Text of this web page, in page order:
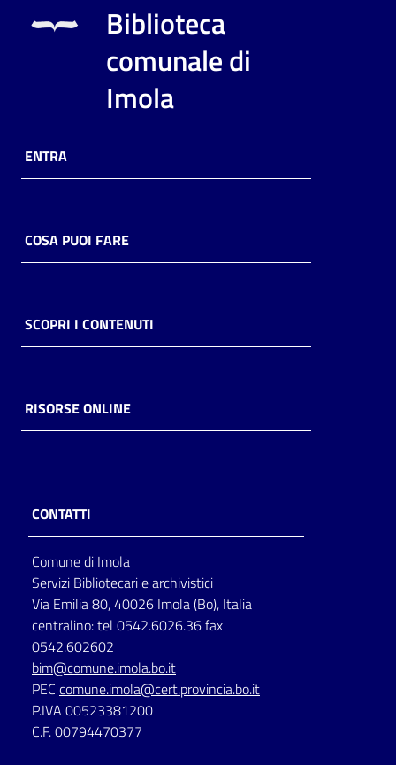
Biblioteca
comunale di
Imola
ENTRA
COSA PUOI FARE
SCOPRI I CONTENUTI
RISORSE ONLINE
CONTATTI
Comune di Imola
Servizi Bibliotecari e archivistici
Via Emilia 80, 40026 Imola (Bo), Italia
centralino: tel 0542.6026.36 fax
0542.602602
bim@comune.imola.bo.it
PEC comune.imola@cert.provincia.bo.it
P.IVA 00523381200
C.F. 00794470377